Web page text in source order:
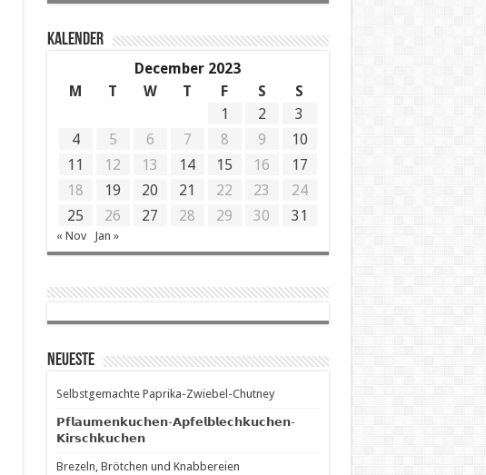
KALENDER
December 2023
M
T W T F S
S
1
2
3
4
5 6 7 8 9
10
11
12 13 14 15 16
17
18
19 20 21 22 23
24
25
26 27 28 29 30 31
« Nov Jan »
Neueste
Selbstgemachte Paprika-Zwiebel-Chutney
𝗣𝗳𝗹𝗮𝘂𝗺𝗲𝗻𝗸𝘂𝗰𝗵𝗲𝗻-𝗔𝗽𝗳𝗲𝗹𝗯𝗹𝗲𝗰𝗵𝗸𝘂𝗰𝗵𝗲𝗻-
𝗞𝗶𝗿𝘀𝗰𝗵𝗸𝘂𝗰𝗵𝗲𝗻
Brezeln, Brötchen und Knabbereien